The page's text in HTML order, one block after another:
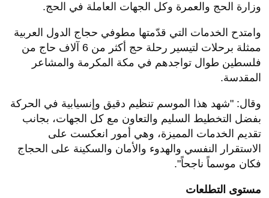
وزارة الحج والعمرة وكل الجهات العاملة في الحج.
وامتدح الخدمات التي قدّمتها مطوفي حجاج الدول العربية
ممثلة برحلات لتيسير رحلة حج أكثر من 6 آلاف حاج من
فلسطين طوال تواجدهم في مكة المكرمة والمشاعر
المقدسة.
وقال: "شهد هذا الموسم تنظيم دقيق وإنسيابية في الحركة
بفضل التخطيط السليم والتعاون مع كل الجهات، بجانب
تقديم الخدمات المميزة، وهي أمور انعكست على
الاستقرار النفسي والهدوء والأمان والسكينة على الحجاج
فكان موسماً ناجحاً".
مستوى التطلعات